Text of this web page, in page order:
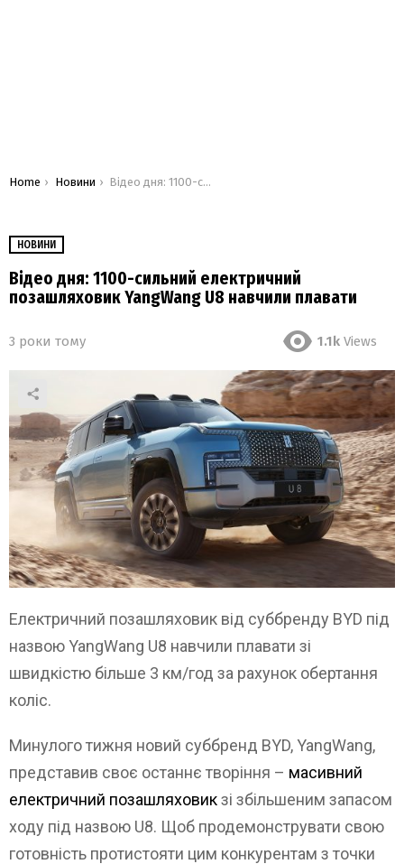
You are here:
Home Новини Відео дня: 1100-сильний електричний позашляховик YangWang U8 навчили плавати
НОВИНИ
Відео дня: 1100-сильний електричний
позашляховик YangWang U8 навчили плавати
3 роки тому 1.1k Views
Електричний позашляховик від суббренду BYD під
назвою YangWang U8 навчили плавати зі
швидкістю більше 3 км/год за рахунок обертання
коліс.
Минулого тижня новий суббренд BYD, YangWang,
представив своє останнє творіння – масивний
електричний позашляховикзі збільшеним запасом
ходу під назвою U8. Щоб продемонструвати свою
готовність протистояти цим конкурентам з точки